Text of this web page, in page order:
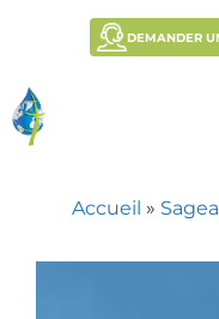
DEMANDER
Accueil »